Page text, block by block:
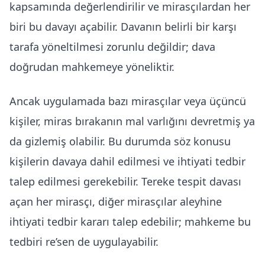
kapsamında değerlendirilir ve mirasçılardan her
biri bu davayı açabilir. Davanın belirli bir karşı
tarafa yöneltilmesi zorunlu değildir; dava
doğrudan mahkemeye yöneliktir.
Ancak uygulamada bazı mirasçılar veya üçüncü
kişiler, miras bırakanın mal varlığını devretmiş ya
da gizlemiş olabilir. Bu durumda söz konusu
kişilerin davaya dahil edilmesi ve ihtiyati tedbir
talep edilmesi gerekebilir. Tereke tespit davası
açan her mirasçı, diğer mirasçılar aleyhine
ihtiyati tedbir kararı talep edebilir; mahkeme bu
tedbiri re’sen de uygulayabilir.